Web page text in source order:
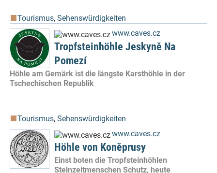
Tourismus, Sehenswürdigkeiten
www.caves.cz
Tropfsteinhöhle Jeskyně Na
Pomezí
Höhle am Gemärk ist die längste Karsthöhle in der
Tschechischen Republik
Tourismus, Sehenswürdigkeiten
www.caves.cz
Höhle von Koněprusy
Einst boten die Tropfsteinhöhlen
Steinzeitmenschen Schutz, heute